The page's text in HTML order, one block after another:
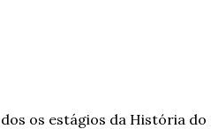
os estágios da História do